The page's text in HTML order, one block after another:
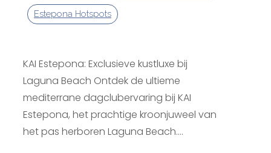
Estepona Hotspots
KAI Estepona: Exclusieve kustluxe bij
Laguna Beach Ontdek de ultieme
mediterrane dagclubervaring bij KAI
Estepona, het prachtige kroonjuweel van
het pas herboren Laguna Beach....